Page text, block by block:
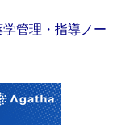
管理・指導ノー